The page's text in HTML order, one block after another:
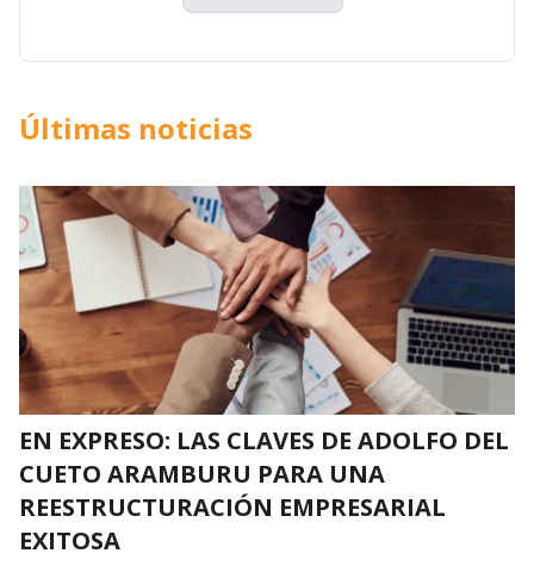
Últimas noticias
EN EXPRESO: LAS CLAVES DE ADOLFO DEL
CUETO ARAMBURU PARA UNA
REESTRUCTURACIÓN EMPRESARIAL
EXITOSA